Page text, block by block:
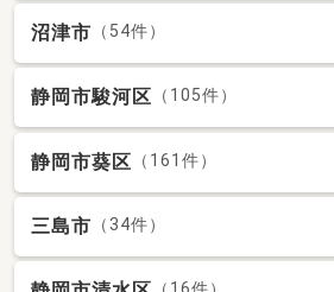
沼津市 （54件）
静岡市駿河区 （105件）
静岡市葵区 （161件）
三島市 （34件）